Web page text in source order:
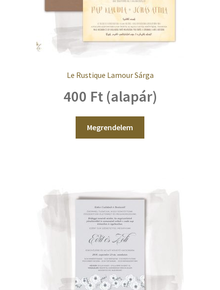
Le Rustique Lamour Sárga
400 Ft (alapár)
Megrendelem